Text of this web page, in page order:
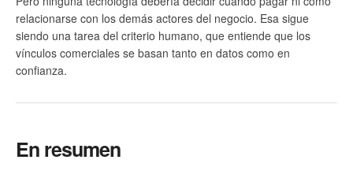
relacionarse con los demás actores del negocio. Esa sigue
siendo una tarea del criterio humano, que entiende que los
vínculos comerciales se basan tanto en datos como en
confianza.
En resumen